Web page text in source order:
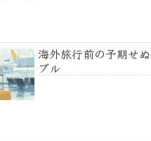
海外旅行前の予期せ
ブル